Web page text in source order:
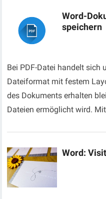
Word-
speichern
Bei PDF-Datei handelt sich
Dateiformat mit festem
des Dokuments erhalten
Dateien ermöglicht wird.
Word: